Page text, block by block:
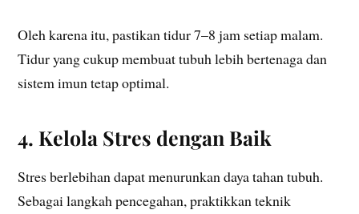
Oleh karena itu, pastikan tidur 7–8 jam setiap malam.
Tidur yang cukup membuat tubuh lebih bertenaga dan
sistem imun tetap optimal.
4. Kelola Stres dengan Baik
Stres berlebihan dapat menurunkan daya tahan tubuh.
Sebagai langkah pencegahan, praktikkan teknik